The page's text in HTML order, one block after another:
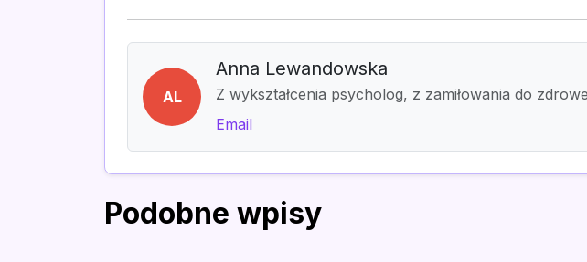
AL
Anna Lewandowska
Z wykształcenia psycholog, z zamiłowania do
Email
Podobne wpisy